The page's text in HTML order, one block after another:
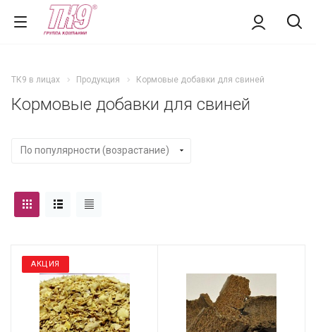
ТК9 в лицах Продукция Кормовые добавки для свиней
Кормовые добавки для свиней
АКЦИЯ